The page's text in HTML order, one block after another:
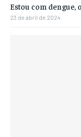
Estou com dengue,
23 de abril de 2024